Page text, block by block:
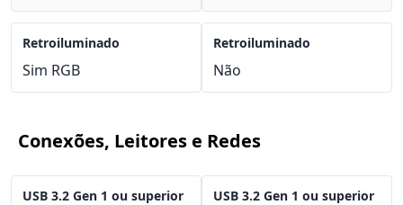
Retroiluminado
Sim RGB
Retroiluminado
Não
Conexões, Leitores e Redes
USB 3.2 Gen 1 ou superior USB 3.2 Gen 1 ou superior